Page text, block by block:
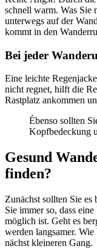
schnell warm. Was Sie
unterwegs auf der
kommt in den
Bei jeder
Eine leichte
nicht regnet, hilft die
Rastplatz ankommen
Ébenso sollten
Kopfbedeckung
Gesund
finden?
Zunächst sollten Sie
Sie immer so, dass
möglich ist. Geht es
werden langsamer.
nächst kleineren Gang.